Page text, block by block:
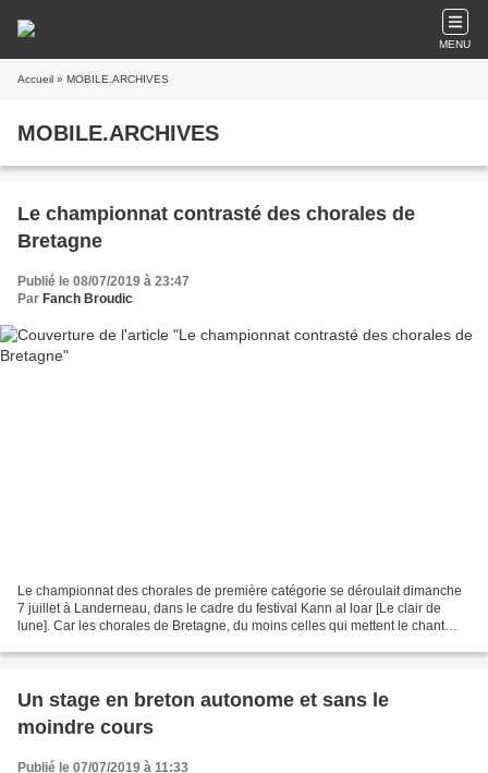
MENU
Accueil » MOBILE.ARCHIVES
MOBILE.ARCHIVES
Le championnat contrasté des chorales de
Bretagne
Publié le 08/07/2019 à 23:47
Par Fanch Broudic
Le championnat des chorales de première catégorie se déroulait dimanche
7 juillet à Landerneau, dans le cadre du festival Kann al loar [Le clair de
lune]. Car les chorales de Bretagne, du moins celles qui mettent le chant
Un stage en breton autonome et sans le
moindre cours
Publié le 07/07/2019 à 11:33